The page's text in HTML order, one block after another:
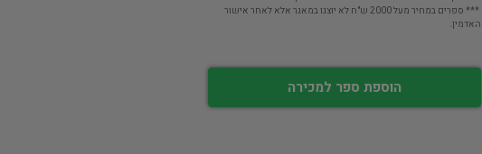
*** ספרים במחיר מעל 2000 ש"ח לא יוצגו במאגר אלא לאחר אישור
האדמין.
הוספת ספר למכירה